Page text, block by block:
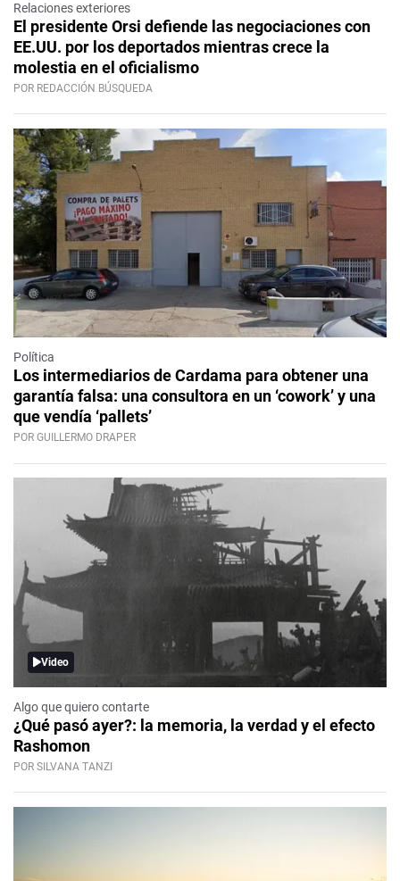
Relaciones exteriores
El presidente Orsi defiende las negociaciones con
EE.UU. por los deportados mientras crece la
molestia en el oficialismo
POR REDACCIÓN BÚSQUEDA
Política
Los intermediarios de Cardama para obtener una
garantía falsa: una consultora en un ‘cowork’ y una
que vendía ‘pallets’
POR GUILLERMO DRAPER
Video
Algo que quiero contarte
¿Qué pasó ayer?: la memoria, la verdad y el efecto
Rashomon
POR SILVANA TANZI